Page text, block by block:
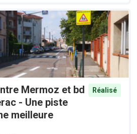
Mermoz et bd
- Une piste
meilleure
Réalisé